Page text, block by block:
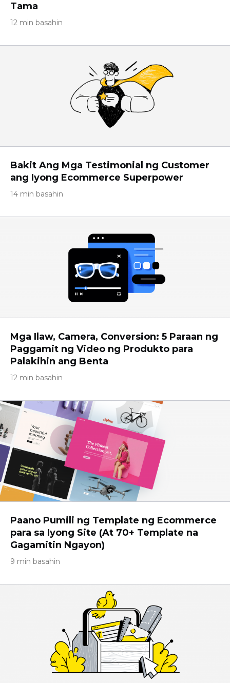
Tama
12 min basahin
Bakit Ang Mga Testimonial ng Customer
ang Iyong Ecommerce Superpower
14 min basahin
Mga Ilaw, Camera, Conversion: 5 Paraan ng
Paggamit ng Video ng Produkto para
Palakihin ang Benta
12 min basahin
Paano Pumili ng Template ng Ecommerce
para sa Iyong Site (At 70+ Template na
Gagamitin Ngayon)
9 min basahin